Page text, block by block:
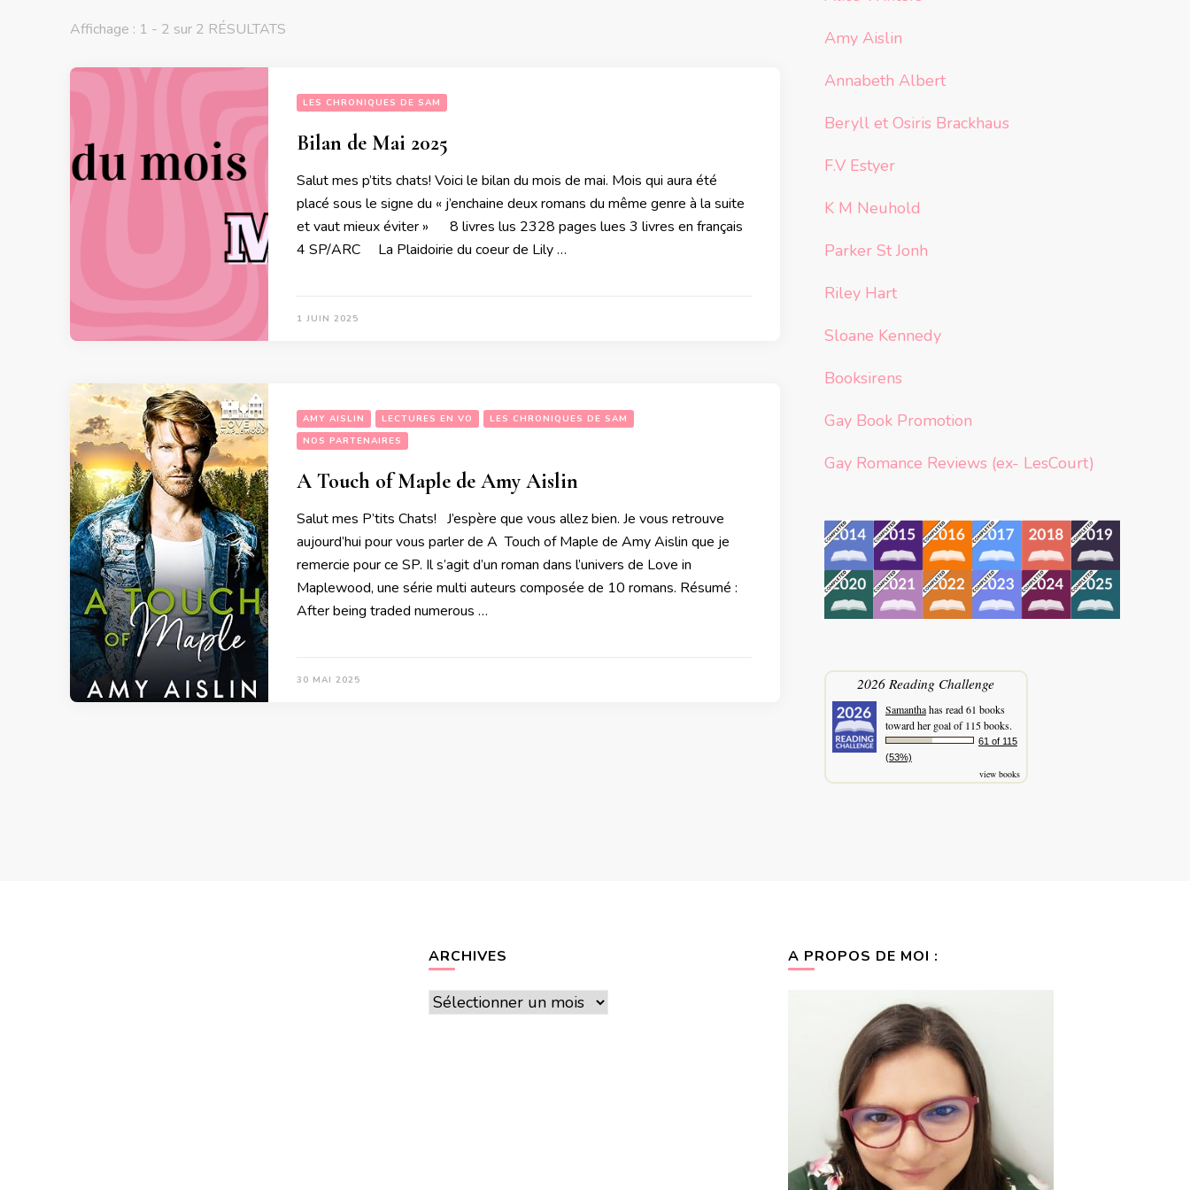
Affichage : 1 - 2 sur 2 RÉSULTATS
LES CHRONIQUES DE SAM
Bilan de Mai 2025
Salut mes p’tits chats! Voici le bilan du mois de mai. Mois qui aura été
placé sous le signe du « j’enchaine deux romans du même genre à la suite
et vaut mieux éviter » 8 livres lus 2328 pages lues 3 livres en français
4 SP/ARC La Plaidoirie du coeur de Lily …
1 JUIN 2025
AMY AISLIN LECTURES EN VO
LES CHRONIQUES DE SAM
NOS PARTENAIRES
A Touch of Maple de Amy Aislin
Salut mes P’tits Chats! J’espère que vous allez bien. Je vous retrouve
aujourd’hui pour vous parler de A Touch of Maple de Amy Aislin que je
remercie pour ce SP. Il s’agit d’un roman dans l’univers de Love in
Maplewood, une série multi auteurs composée de 10 romans. Résumé :
After being traded numerous …
30 MAI 2025
Amy Aislin
Annabeth Albert
Beryll et Osiris Brackhaus
F.V Estyer
K M Neuhold
Parker St Jonh
Riley Hart
Sloane Kennedy
Booksirens
Gay Book Promotion
Gay Romance Reviews (ex- LesCourt)
2026 Reading Challenge
Samanthahas read 61 books
toward her goal of 115 books.
61 of 115
(53%)
view books
ARCHIVES
Archives
A PROPOS DE MOI :